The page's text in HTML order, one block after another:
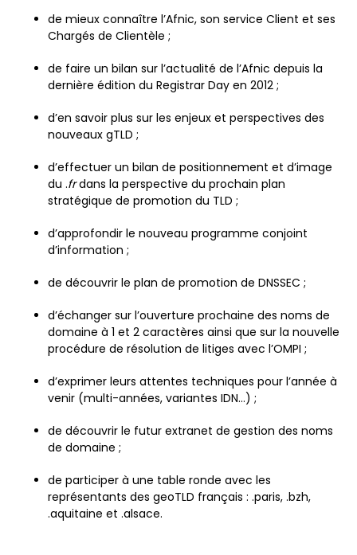
de mieux connaître l’Afnic, son service Client et ses
Chargés de Clientèle ;
de faire un bilan sur l’actualité de l’Afnic depuis la
dernière édition du Registrar Day en 2012 ;
d’en savoir plus sur les enjeux et perspectives des
nouveaux gTLD ;
d’effectuer un bilan de positionnement et d’image
du .frdans la perspective du prochain plan
stratégique de promotion du TLD ;
d’approfondir le nouveau programme conjoint
d’information ;
de découvrir le plan de promotion de DNSSEC ;
d’échanger sur l’ouverture prochaine des noms de
domaine à 1 et 2 caractères ainsi que sur la nouvelle
procédure de résolution de litiges avec l’OMPI ;
d’exprimer leurs attentes techniques pour l’année à
venir (multi-années, variantes IDN…) ;
de découvrir le futur extranet de gestion des noms
de domaine ;
de participer à une table ronde avec les
représentants des geoTLD français : .paris, .bzh,
.aquitaine et .alsace.